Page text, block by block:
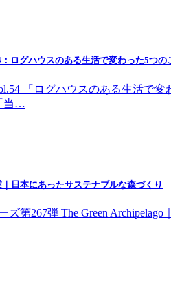
ログハウスのある生活で変わった5つの
「ログハウスのある生活で
当…
日本にあったサステナブルな森づくり
ズ第267弾 The Green